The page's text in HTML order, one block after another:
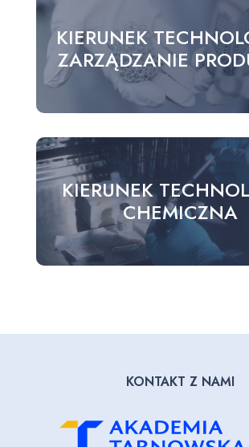
KIERUNEK
ZARZĄDZANIE
KIERUNEK
CHEMICZNA
KONTAKT Z NAMI